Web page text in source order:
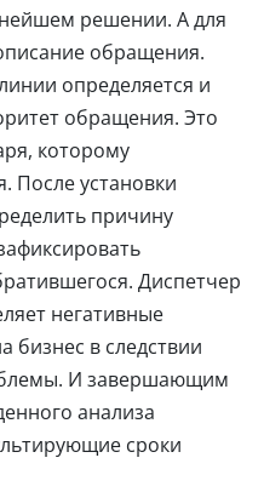
решении. А для
обращения.
определяется и
обращения. Это
которому
После установки
причину
Диспетчер
негативные
бизнес в следствии
И завершающим
анализа
сроки